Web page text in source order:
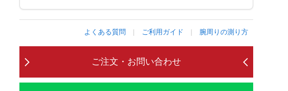
よくある質問 | ご利用ガイド | 腕周りの測り方
ご注文・お問い合わせ